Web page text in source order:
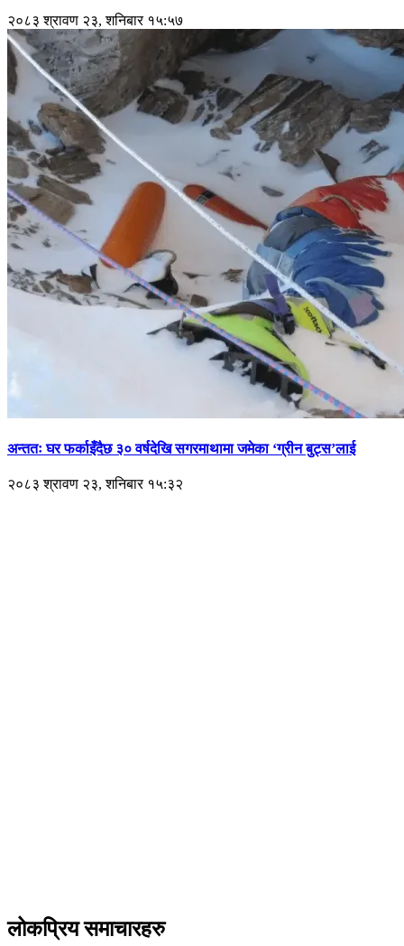
२०८३ श्रावण २३, शनिबार १५:५७
अन्ततः घर फर्काइँदैछ ३० वर्षदेखि सगरमाथामा जमेका ‘ग्रीन बुट्स’लाई
२०८३ श्रावण २३, शनिबार १५:३२
लोकप्रिय समाचारहरु